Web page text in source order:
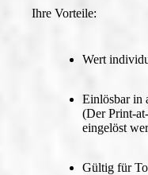
Ihre Vorteile:
Wert
Einlösbar in
(Der Print-
eingelöst
Gültig für